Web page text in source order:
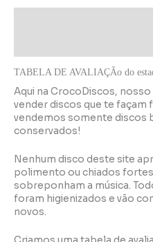
TABELA DE AVALIAÇÃo do
Aqui na CrocoDiscos,
vender discos que te façam
vendemos somente discos
conservados!
Nenhum disco deste site
polimento ou chiados
sobreponham a música.
foram higienizados e vão
novos.